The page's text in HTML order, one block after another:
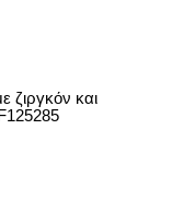
ζιργκόν και